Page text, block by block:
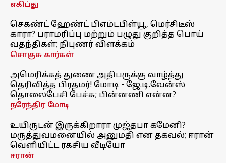
எகிப்து
செகண்ட் ஹேண்ட் பிஎம்டபிள்யூ, மெர்சிடீஸ்
காரா? பராமரிப்பு மற்றும் பழுது குறித்த பொய்
வதந்திகள்; நிபுணர் விளக்கம்
சொகுசு கார்கள்
அமெரிக்கத் துணை அதிபருக்கு வாழ்த்து
தெரிவித்த பிரதமர்! மோடி - ஜே.டி.வேன்ஸ்
தொலைபேசி பேச்சு; பின்னணி என்ன?
நரேந்திர மோடி
உயிருடன் இருக்கிறாரா முஜ்தபா கமேனி?
மருத்துவமனையில் அனுமதி என தகவல்; ஈரான்
வெளியிட்ட ரகசிய வீடியோ
ஈரான்